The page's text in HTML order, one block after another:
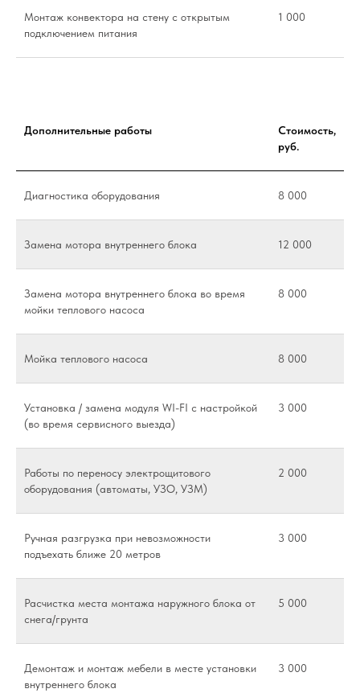
Монтаж конвектора на стену с открытым
подключением питания
1 000
Дополнительные работы
Стоимость,
руб.
Диагностика оборудования 8 000
Замена мотора внутреннего блока 12 000
Замена мотора внутреннего блока во время
мойки теплового насоса
8 000
Мойка теплового насоса 8 000
Установка / замена модуля WI-FI с настройкой
(во время сервисного выезда)
3 000
Работы по переносу электрощитового
оборудования (автоматы, УЗО, УЗМ)
2 000
Ручная разгрузка при невозможности
подъехать ближе 20 метров
3 000
Расчистка места монтажа наружного блока от
снега/грунта
5 000
Демонтаж и монтаж мебели в месте установки
внутреннего блока
3 000